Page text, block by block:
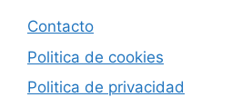
Contacto
Politica de cookies
Politica de privacidad